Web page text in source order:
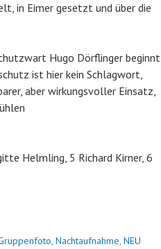
in Eimer gesetzt und über die
Hugo Dörflinger beginnt
ist hier kein Schlagwort,
aber wirkungsvoller Einsatz,
Helmling, 5 Richard Kirner, 6
, Nachtaufnahme, NEU